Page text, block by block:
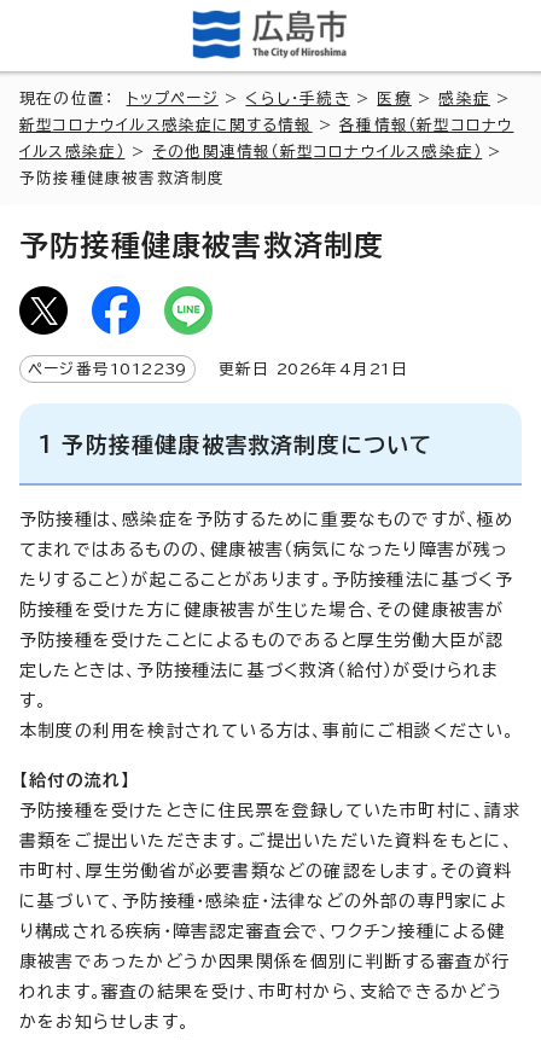
現在の位置： トップページ > くらし・手続き > 医療 >感染症
>
新型コロナウイルス感染症に関する情報
>各種情報（新型コロナウ
イルス感染症）
> その他関連情報（新型コロナウイルス感染症）
>
予防接種健康被害救済制度
予防接種健康被害救済制度
ページ番号 1012239 更新日 2026年4月 21 日
1 予防接種健康被害救済制度について
予防接種は、感染症を予防するために重要なものですが、極め
てまれではあるものの、健康被害（病気になったり障害が残っ
たりすること）が起こることがあります。予防接種法に基づく予
防接種を受けた方に健康被害が生じた場合、その健康被害が
予防接種を受けたことによるものであると厚生労働大臣が認
定したときは、予防接種法に基づく救済（給付）が受けられま
す。
本制度の利用を検討されている方は、事前にご相談ください。
【給付の流れ】
予防接種を受けたときに住民票を登録していた市町村に、請求
書類をご提出いただきます。ご提出いただいた資料をもとに、
市町村、厚生労働省が必要書類などの確認をします。その資料
に基づいて、予防接種・感染症・法律などの外部の専門家によ
り構成される疾病・障害認定審査会で、ワクチン接種による健
康被害であったかどうか因果関係を個別に判断する審査が行
われます。審査の結果を受け、市町村から、支給できるかどう
かをお知らせします。